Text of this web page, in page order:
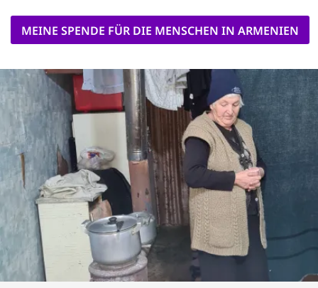
MEINE SPENDE FÜR DIE MENSCHEN IN ARMENIEN